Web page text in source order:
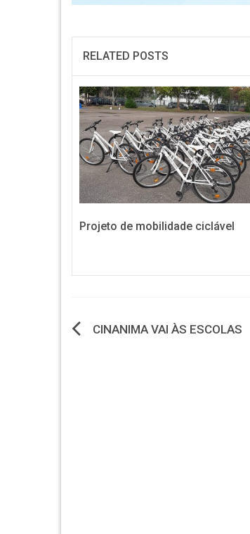
RELATED POSTS
Projeto de mobilidade ciclável
Navegação
CINANIMA VAI ÀS ESCOLAS